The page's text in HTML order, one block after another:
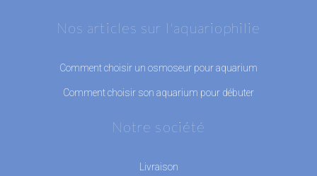
Nos articles sur l'aquariophilie
Comment choisir un osmoseur pour aquarium
Comment choisir son aquarium pour débuter
Notre société
Livraison